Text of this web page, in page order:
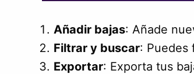
Añadir bajas: Añade
Filtrar y buscar: Puedes
Exportar: Exporta tus